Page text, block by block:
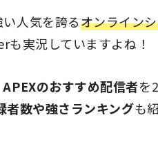
人気を誇るオンライン
実況していますよね！
APEXのおすすめ配信者を
数や強さランキングも